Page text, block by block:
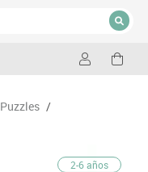
CERRAR
Puzzles /
2-6 años